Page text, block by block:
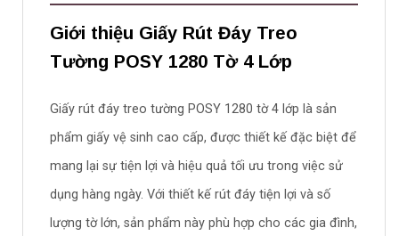
Giới thiệu Giấy Rút Đáy Treo
Tường POSY 1280 Tờ 4 Lớp
Giấy rút đáy treo tường POSY 1280 tờ 4 lớp là sản
phẩm giấy vệ sinh cao cấp, được thiết kế đặc biệt để
mang lại sự tiện lợi và hiệu quả tối ưu trong việc sử
dụng hàng ngày. Với thiết kế rút đáy tiện lợi và số
lượng tờ lớn, sản phẩm này phù hợp cho các gia đình,